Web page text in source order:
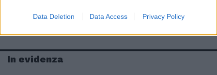
Data Deletion Data Access Privacy Policy
In evidenza